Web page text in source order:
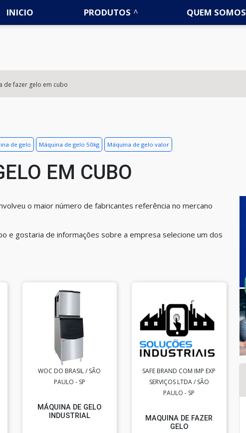
INICIO PRODUTOS QUEM SOMOS
de fazer gelo em cubo
de gelo Máquina de gelo 50kg Máquina de gelo valor
EM CUBO
o maior número de fabricantes referência no mercano
e gostaria de informações sobre a empresa selecione um dos
WOC DO BRASIL / SÃO
PAULO - SP
MÁQUINA DE GELO
INDUSTRIAL
SAFE BRAND COM IMP EXP
SERVIÇOS LTDA / SÃO
PAULO - SP
MAQUINA DE FAZER
GELO